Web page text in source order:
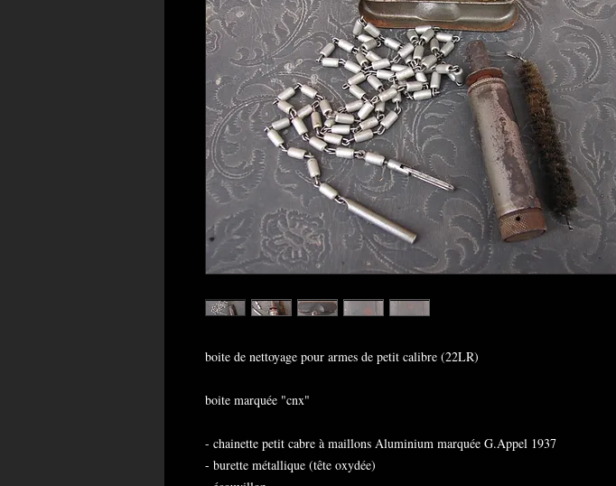
boite de nettoyage pour armes de petit calibre (22LR)
boite marquée "cnx"
- chainette petit cabre à maillons Aluminium marquée G.Appel 1937
- burette métallique (tête oxydée)